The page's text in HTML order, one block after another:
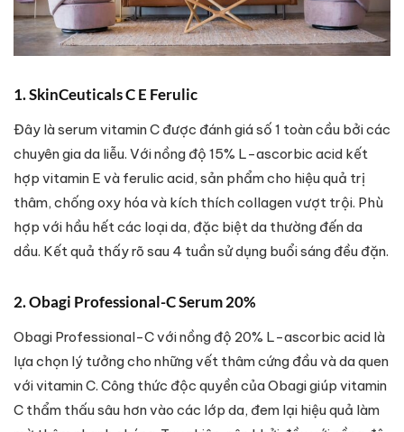
1. SkinCeuticals C E Ferulic
Đây là serum vitamin C được đánh giá số 1 toàn cầu bởi các
chuyên gia da liễu. Với nồng độ 15% L-ascorbic acid kết
hợp vitamin E và ferulic acid, sản phẩm cho hiệu quả trị
thâm, chống oxy hóa và kích thích collagen vượt trội. Phù
hợp với hầu hết các loại da, đặc biệt da thường đến da
dầu. Kết quả thấy rõ sau 4 tuần sử dụng buổi sáng đều đặn.
2. Obagi Professional-C Serum 20%
Obagi Professional-C với nồng độ 20% L-ascorbic acid là
lựa chọn lý tưởng cho những vết thâm cứng đầu và da quen
với vitamin C. Công thức độc quyền của Obagi giúp vitamin
C thẩm thấu sâu hơn vào các lớp da, đem lại hiệu quả làm